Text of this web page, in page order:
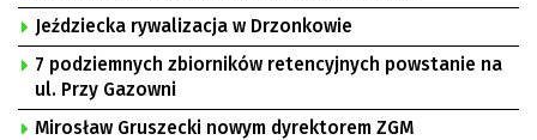
Jeździecka rywalizacja w Drzonkowie
7 podziemnych zbiorników retencyjnych powstanie na
ul. Przy Gazowni
Mirosław Gruszecki nowym dyrektorem ZGM